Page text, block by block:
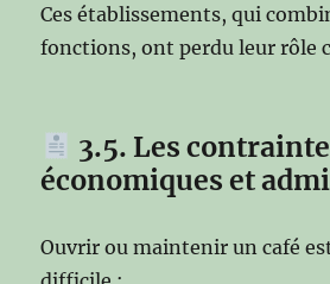
Ces établissements, qui
fonctions, ont perdu leur rôle
3.5. Les
économiques et
Ouvrir ou maintenir un café